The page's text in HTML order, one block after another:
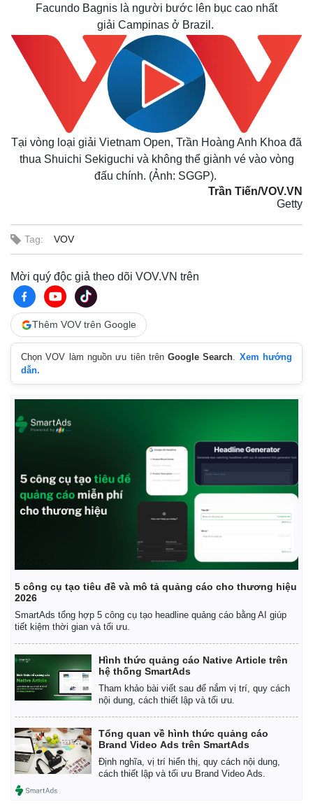
Kinh tế
Giá vàng
Tiêu dùng
Tỷ giá
Chứng khoán
Giá cà phê
Facundo Bagnis là người bước lên bục cao nhất
giải Campinas ở Brazil.
Tại vòng loại giải Vietnam Open, Trần Hoàng Anh Khoa đã
thua Shuichi Sekiguchi và không thể giành vé vào vòng
đấu chính. (Ảnh: SGGP).
Trần Tiến/VOV.VN
Getty
Tag: VOV
Mời quý độc giả theo dõi VOV.VN trên
Thêm VOV trên Google
Chọn VOV làm nguồn ưu tiên trênGoogle Search. Xem hướng
dẫn.
5 công cụ tạo tiêu đề và mô tả quảng cáo cho thương hiệu
2026
SmartAds tổng hợp 5 công cụ tạo headline quảng cáo bằng AI giúp
tiết kiệm thời gian và tối ưu.
Hình thức quảng cáo Native Article trên
hệ thống SmartAds
Tham khảo bài viết sau để nắm vị trí, quy cách
nội dung, cách thiết lập và tối ưu.
Tổng quan về hình thức quảng cáo
Brand Video Ads trên SmartAds
Định nghĩa, vị trí hiển thị, quy cách nội dung,
cách thiết lập và tối ưu Brand Video Ads.